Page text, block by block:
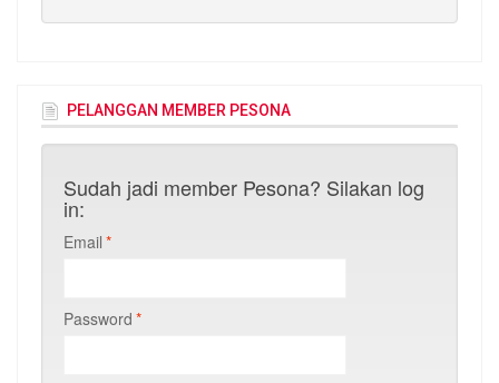
PELANGGAN MEMBER PESONA
Sudah jadi member Pesona? Silakan log
in:
*
Email
*
Password